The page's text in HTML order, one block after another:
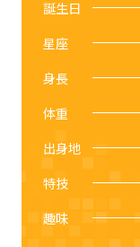
誕生日
星座
身長
体重
出身地
特技
趣味